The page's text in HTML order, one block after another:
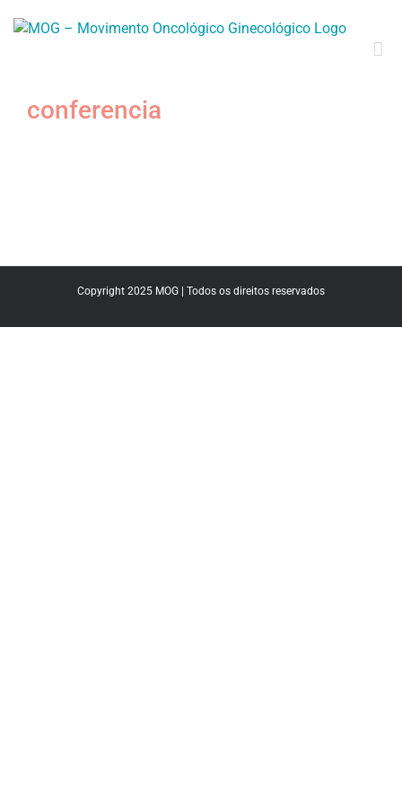
conferencia
Copyright 2025 MOG | Todos os direitos reservados